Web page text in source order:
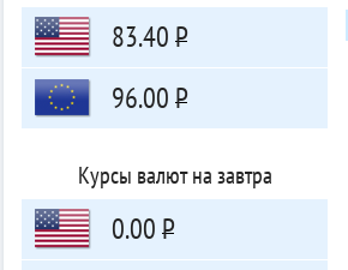
83.40Р
96.00Р
Курсы валют на завтра
0.00Р